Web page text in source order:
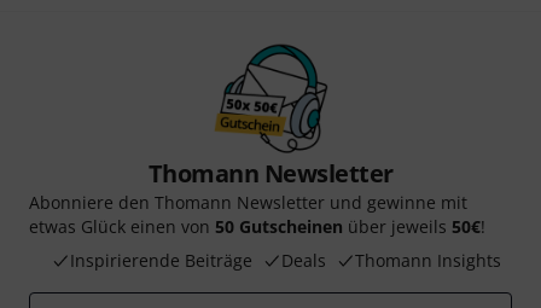
Thomann Newsletter
Abonniere den Thomann Newsletter und gewinne mit
etwas Glück einen von 50 Gutscheinen über jeweils 50€!
Inspirierende Beiträge
Deals Thomann Insights